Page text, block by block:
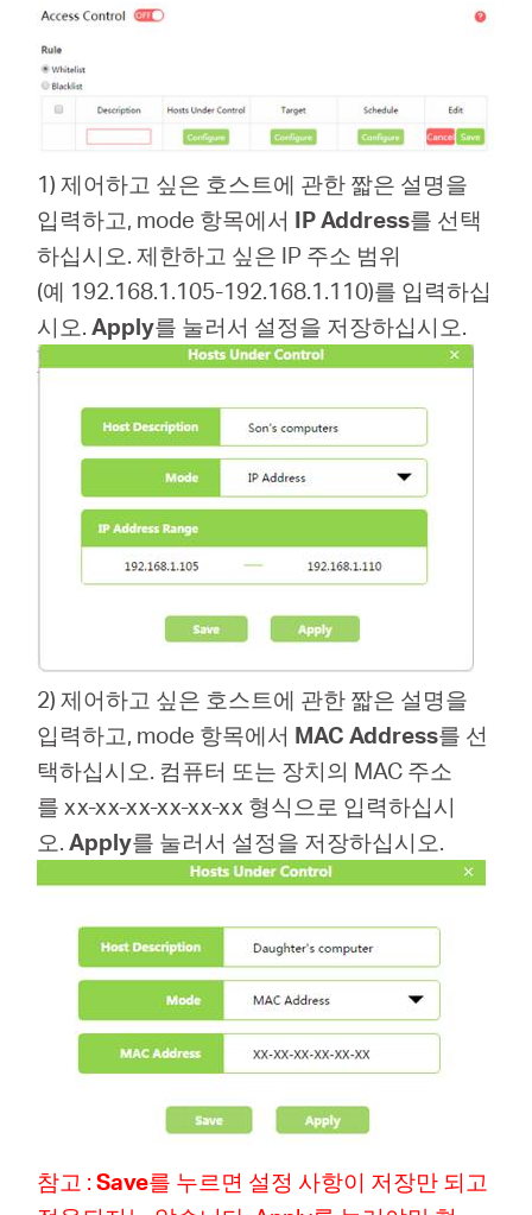
1) 제어하고 싶은 호스트에 관한 짧은 설명을
입력하고, mode 항목에서 IP Address를 선택
하십시오. 제한하고 싶은 IP 주소 범위
(예 192.168.1.105-192.168.1.110)를 입력하십
시오.Apply를 눌러서 설정을 저장하십시오.
2) 제어하고 싶은 호스트에 관한 짧은 설명을
입력하고, mode 항목에서 MAC Address를 선
택하십시오. 컴퓨터 또는 장치의 MAC 주소
를 xx-xx-xx-xx-xx-xx 형식으로 입력하십시
오.Apply를 눌러서 설정을 저장하십시오.
참고 :Save를 누르면 설정 사항이 저장만 되고